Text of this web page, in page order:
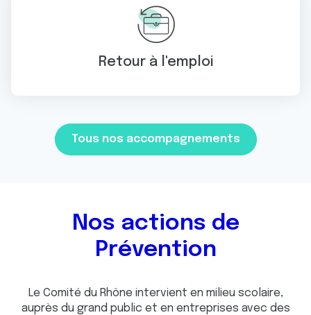
Retour à l'emploi
Tous nos accompagnements
Nos actions de
Prévention
Le Comité du Rhône intervient en milieu scolaire,
auprès du grand public et en entreprises avec des